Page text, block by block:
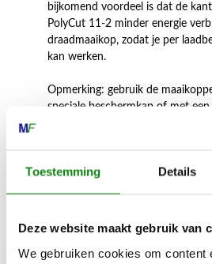
Toestemming Details
Deze website maakt gebruik van
We gebruiken cookies om content
bijkomend voordeel is dat de
PolyCut 11-2 minder energie
draadmaaikop, zodat je per
kan werken.
Opmerking: gebruik de
speciale beschermkap of met